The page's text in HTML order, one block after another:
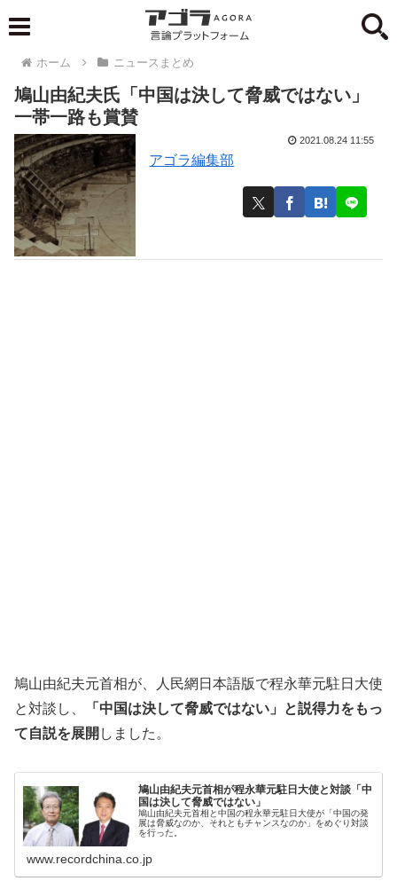
ホーム ニュースまとめ
鳩山由紀夫氏「中国は決して脅威ではない」
一帯一路も賞賛
アゴラ編集部
2021.08.24 11:55
鳩山由紀夫元首相が、人民網日本語版で程永華元駐日大使
と対談し、
「中国は決して脅威ではない」と説得力をもっ
て自説を展開 しました。
鳩山由紀夫元首相が程永華元駐日大使と対談「中
国は決して脅威ではない」
鳩山由紀夫元首相と中国の程永華元駐日大使が「中国の発
展は脅威なのか、それともチャンスなのか」をめぐり対談
を行った。
www.recordchina.co.jp